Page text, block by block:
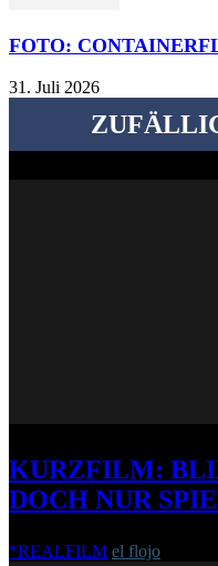
FOTO:
31. Juli 2026
KURZFILM:
DOCH NUR
*REALFILM el flojo